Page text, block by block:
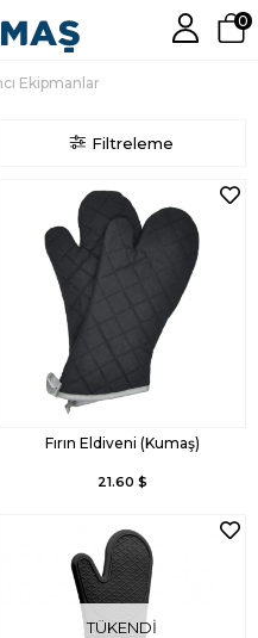
0
Ekipmanlar
Filtreleme
Fırın Eldiveni (Kumaş)
21.60 $
TÜKENDI